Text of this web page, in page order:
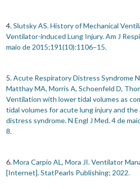
4.Slutsky AS. History of Mechanical
Ventilator-induced Lung Injury. Am J
maio de 2015;191(10):1106–15.
5.Acute Respiratory Distress Syndrome
Matthay MA, Morris A, Schoenfeld D,
Ventilation with lower tidal volumes as
tidal volumes for acute lung injury and
distress syndrome. N Engl J Med. 4 de
8.
6.Mora Carpio AL, Mora JI. Ventilator
[Internet]. StatPearls Publishing; 2022.